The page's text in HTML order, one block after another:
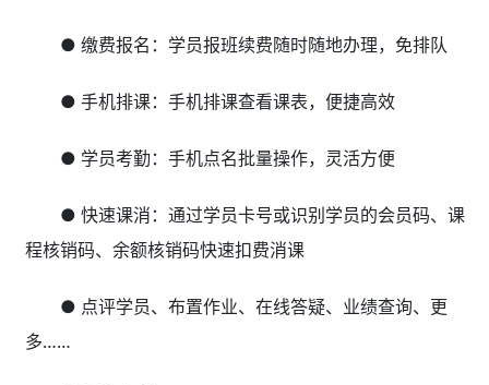
● 缴费报名：学员报班续费随时随地办理，免排队
● 手机排课：手机排课查看课表，便捷高效
● 学员考勤：手机点名批量操作，灵活方便
● 快速课消：通过学员卡号或识别学员的会员码、课
程核销码、余额核销码快速扣费消课
● 点评学员、布置作业、在线答疑、业绩查询、更
多……